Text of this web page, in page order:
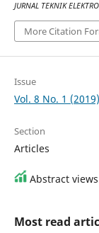
JURNAL TEKNIK ELEKTRO
More Citation
Issue
Vol. 8 No. 1
Section
Articles
Abstract
Most read